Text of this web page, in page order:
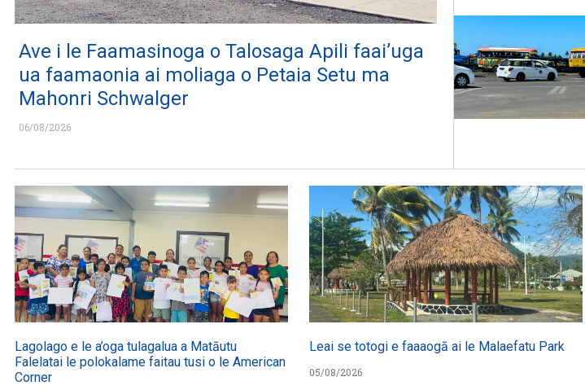
Ave i le Faamasinoga o Talosaga Apili faai’uga
ua faamaonia ai moliaga o Petaia Setu ma
Mahonri Schwalger
06/08/2026
Lagolago e le a’oga tulagalua a Matāutu
Falelatai le polokalame faitau tusi o le American
Corner
Leai se totogi e faaaogā ai le Malaefatu Park
05/08/2026